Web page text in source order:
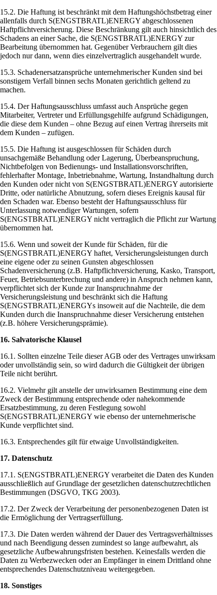
15.2. Die Haftung ist beschränkt mit dem Haftungshöchstbetrag einer
allenfalls durch S(ENGSTBRATL)ENERGY abgeschlossenen
Haftpflichtversicherung. Diese Beschränkung gilt auch hinsichtlich des
Schadens an einer Sache, die S(ENGSTBRATL)ENERGY zur
Bearbeitung übernommen hat. Gegenüber Verbrauchern gilt dies
jedoch nur dann, wenn dies einzelvertraglich ausgehandelt wurde.
15.3. Schadenersatzansprüche unternehmerischer Kunden sind bei
sonstigem Verfall binnen sechs Monaten gerichtlich geltend zu
machen.
15.4. Der Haftungsausschluss umfasst auch Ansprüche gegen
Mitarbeiter, Vertreter und Erfüllungsgehilfe aufgrund Schädigungen,
die diese dem Kunden – ohne Bezug auf einen Vertrag ihrerseits mit
dem Kunden – zufügen.
15.5. Die Haftung ist ausgeschlossen für Schäden durch
unsachgemäße Behandlung oder Lagerung, Überbeanspruchung,
Nichtbefolgen von Bedienungs- und Installationsvorschriften,
fehlerhafter Montage, Inbetriebnahme, Wartung, Instandhaltung durch
den Kunden oder nicht von S(ENGSTBRATL)ENERGY autorisierte
Dritte, oder natürliche Abnutzung, sofern dieses Ereignis kausal für
den Schaden war. Ebenso besteht der Haftungsausschluss für
Unterlassung notwendiger Wartungen, sofern
S(ENGSTBRATL)ENERGY nicht vertraglich die Pflicht zur Wartung
übernommen hat.
15.6. Wenn und soweit der Kunde für Schäden, für die
S(ENGSTBRATL)ENERGY haftet, Versicherungsleistungen durch
eine eigene oder zu seinen Gunsten abgeschlossen
Schadenversicherung (z.B. Haftpflichtversicherung, Kasko, Transport,
Feuer, Betriebsunterbrechung und andere) in Anspruch nehmen kann,
verpflichtet sich der Kunde zur Inanspruchnahme der
Versicherungsleistung und beschränkt sich die Haftung
S(ENGSTBRATL)ENERGYs insoweit auf die Nachteile, die dem
Kunden durch die Inanspruchnahme dieser Versicherung entstehen
(z.B. höhere Versicherungsprämie).
16. Salvatorische Klausel
16.1. Sollten einzelne Teile dieser AGB oder des Vertrages unwirksam
oder unvollständig sein, so wird dadurch die Gültigkeit der übrigen
Teile nicht berührt.
16.2. Vielmehr gilt anstelle der unwirksamen Bestimmung eine dem
Zweck der Bestimmung entsprechende oder nahekommende
Ersatzbestimmung, zu deren Festlegung sowohl
S(ENGSTBRATL)ENERGY wie ebenso der unternehmerische
Kunde verpflichtet sind.
16.3. Entsprechendes gilt für etwaige Unvollständigkeiten.
17. Datenschutz
17.1. S(ENGSTBRATL)ENERGY verarbeitet die Daten des Kunden
ausschließlich auf Grundlage der gesetzlichen datenschutzrechtlichen
Bestimmungen (DSGVO, TKG 2003).
17.2. Der Zweck der Verarbeitung der personenbezogenen Daten ist
die Ermöglichung der Vertragserfüllung.
17.3. Die Daten werden während der Dauer des Vertragsverhältnisses
und nach Beendigung dessen zumindest so lange aufbewahrt, als
gesetzliche Aufbewahrungsfristen bestehen. Keinesfalls werden die
Daten zu Werbezwecken oder an Empfänger in einem Drittland ohne
entsprechendes Datenschutzniveau weitergegeben.
18. Sonstiges